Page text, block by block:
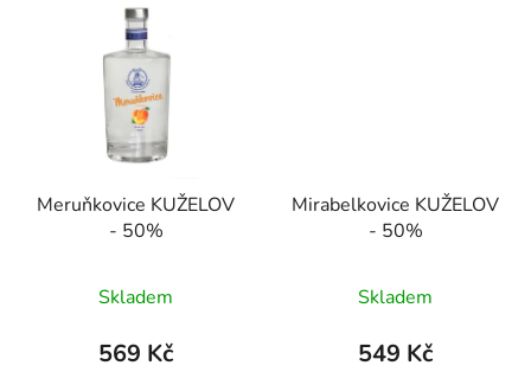
Meruňkovice KUŽELOV
- 50%
hodnocení
produktu
Skladem
569 Kč
Mirabelkovice KUŽELOV
- 50%
Skladem
549 Kč